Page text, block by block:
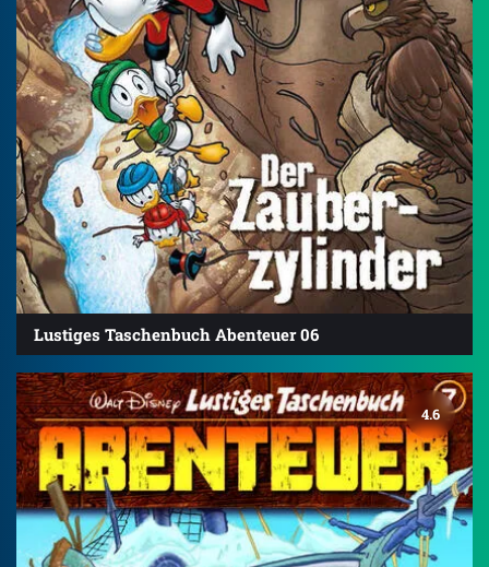
Lustiges Taschenbuch Abenteuer 06
4.6